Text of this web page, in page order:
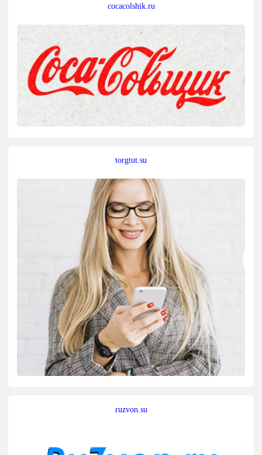
cocacolshik.ru
torgtut.su
ruzvon.su